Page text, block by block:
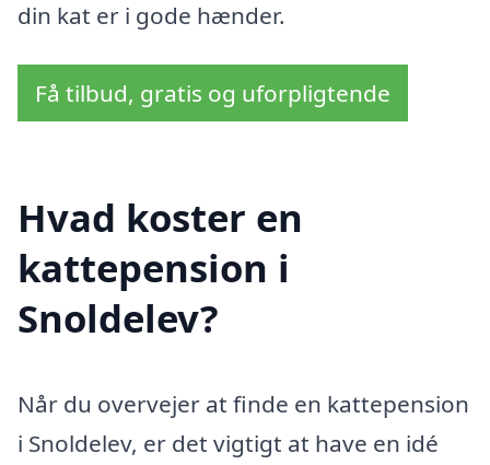
din kat er i gode hænder.
Få tilbud, gratis og uforpligtende
Hvad koster en
kattepension i
Snoldelev?
Når du overvejer at finde en kattepension
i Snoldelev, er det vigtigt at have en idé